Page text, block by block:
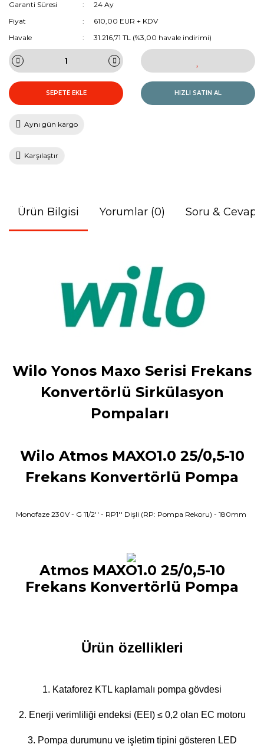
Garanti Süresi
24 Ay
Fiyat
610,00 EUR + KDV
Havale
31.216,71 TL (%3,00 havale indirimi)
SEPETE EKLE HIZLI SATIN AL
Aynı gün kargo
Karşılaştır
Ürün Bilgisi Yorumlar (0) Soru & Cevap
Wilo Yonos Maxo Serisi Frekans
Konvertörlü Sirkülasyon
Pompaları
Wilo Atmos MAXO1.0 25/0,5-10
Frekans Konvertörlü Pompa
Monofaze 230V - G 11/2'' - RP1'' Dişli (RP: Pompa Rekoru) - 180mm
Atmos MAXO1.0 25/0,5-10
Frekans Konvertörlü Pompa
Ürün özellikleri
1. Kataforez KTL kaplamalı pompa gövdesi
2. Enerji verimliliği endeksi (EEI) ≤ 0,2 olan EC motoru
3. Pompa durumunu ve işletim tipini gösteren LED